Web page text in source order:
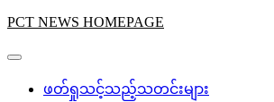
PCT NEWS HOMEPAGE
ဖတ်ရှုသင့်သည့်သတင်းများ